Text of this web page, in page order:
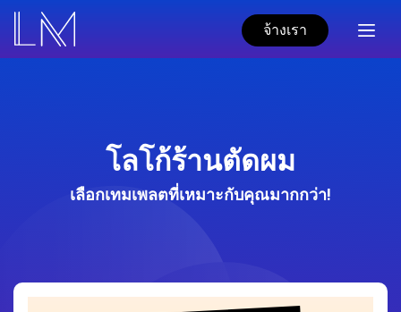
จ้างเรา
โลโก้ร้านตัดผม
เลือกเทมเพลตที่เหมาะกับคุณมากกว่า!